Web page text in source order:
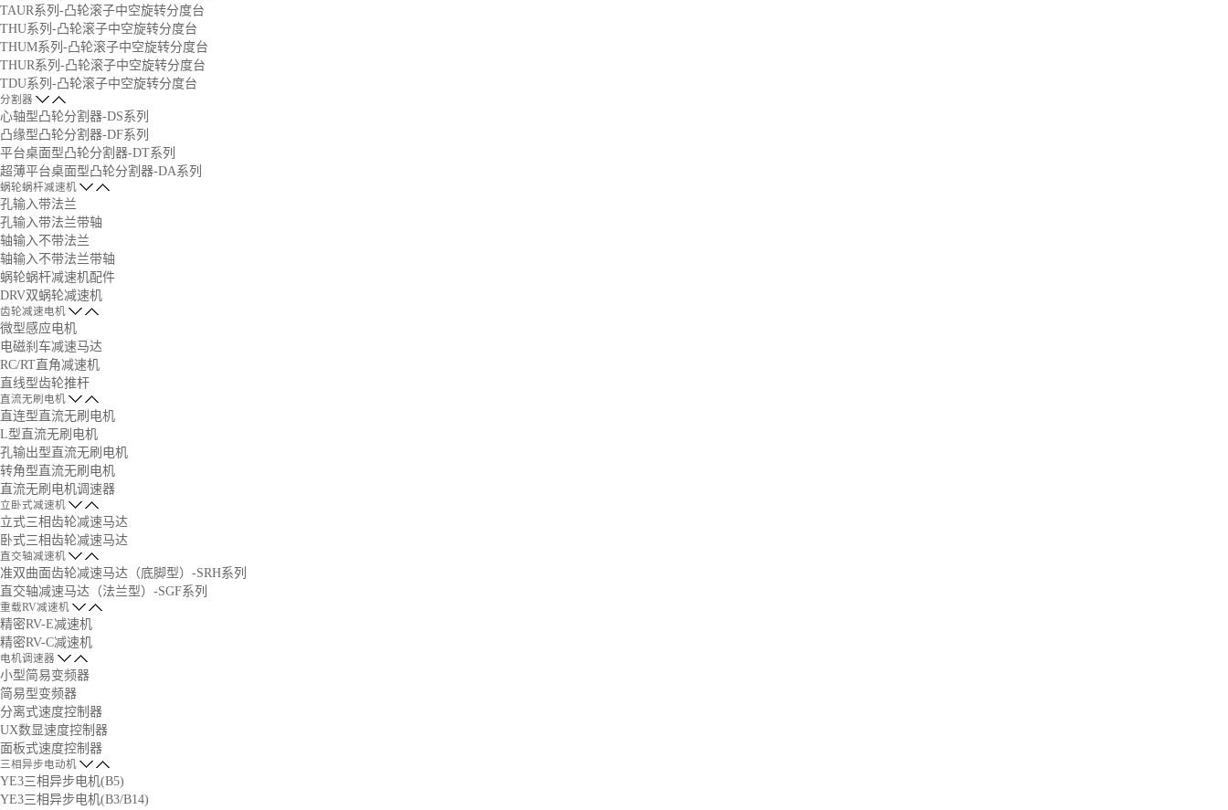
TAUR系列-凸轮滚子中空旋转分度台
THU系列-凸轮滚子中空旋转分度台
THUM系列-凸轮滚子中空旋转分度台
THUR系列-凸轮滚子中空旋转分度台
TDU系列-凸轮滚子中空旋转分度台
分割器
心轴型凸轮分割器-DS系列
凸缘型凸轮分割器-DF系列
平台桌面型凸轮分割器-DT系列
超薄平台桌面型凸轮分割器-DA系列
蜗轮蜗杆减速机
孔输入带法兰
孔输入带法兰带轴
轴输入不带法兰
轴输入不带法兰带轴
蜗轮蜗杆减速机配件
DRV双蜗轮减速机
齿轮减速电机
微型感应电机
电磁刹车减速马达
RC/RT直角减速机
直线型齿轮推杆
直流无刷电机
直连型直流无刷电机
L型直流无刷电机
孔输出型直流无刷电机
转角型直流无刷电机
直流无刷电机调速器
立卧式减速机
立式三相齿轮减速马达
卧式三相齿轮减速马达
直交轴减速机
准双曲面齿轮减速马达（底脚型）-SRH系列
直交轴减速马达（法兰型）-SGF系列
重载RV减速机
精密RV-E减速机
精密RV-C减速机
电机调速器
小型简易变频器
简易型变频器
分离式速度控制器
UX数显速度控制器
面板式速度控制器
三相异步电动机
YE3三相异步电机(B5)
YE3三相异步电机(B3/B14)